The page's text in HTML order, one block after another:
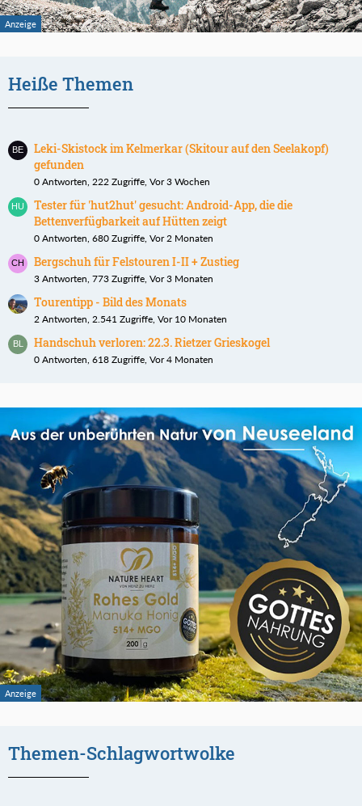
Heiße Themen
Leki-Skistock im Kelmerkar (Skitour auf den Seelakopf)
gefunden
0 Antworten, 222 Zugriffe, Vor 3 Wochen
Tester für 'hut2hut' gesucht: Android-App, die die
Bettenverfügbarkeit auf Hütten zeigt
0 Antworten, 680 Zugriffe, Vor 2 Monaten
Bergschuh für Felstouren I-II + Zustieg
3 Antworten, 773 Zugriffe, Vor 3 Monaten
Tourentipp - Bild des Monats
2 Antworten, 2.541 Zugriffe, Vor 10 Monaten
Handschuh verloren: 22.3. Rietzer Grieskogel
0 Antworten, 618 Zugriffe, Vor 4 Monaten
Themen-Schlagwortwolke